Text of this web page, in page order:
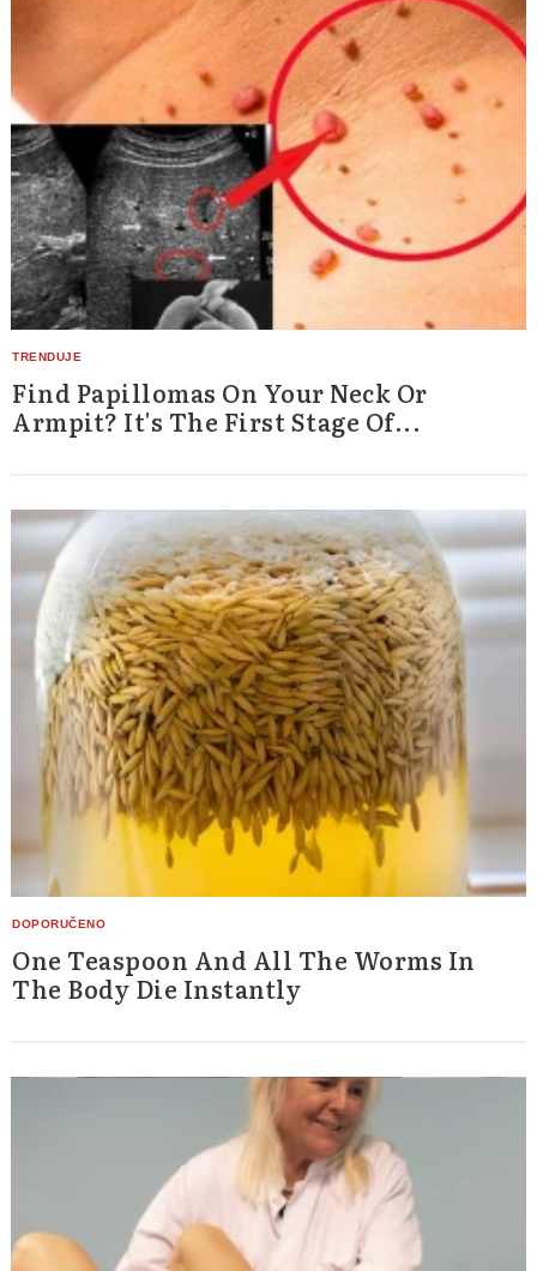
Find Papillomas On Your Neck Or
Armpit? It's The First Stage Of...
One Teaspoon And All The Worms In
The Body Die Instantly